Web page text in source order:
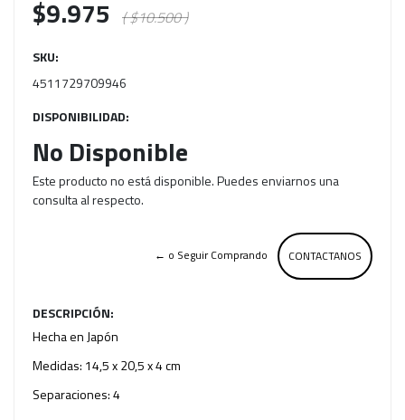
$9.975 ( $10.500 )
SKU:
4511729709946
DISPONIBILIDAD:
No Disponible
Este producto no está disponible. Puedes enviarnos una
consulta al respecto.
CONTACTANOS
← o Seguir Comprando
DESCRIPCIÓN:
Hecha en Japón
Medidas: 14,5 x 20,5 x 4 cm
Separaciones: 4